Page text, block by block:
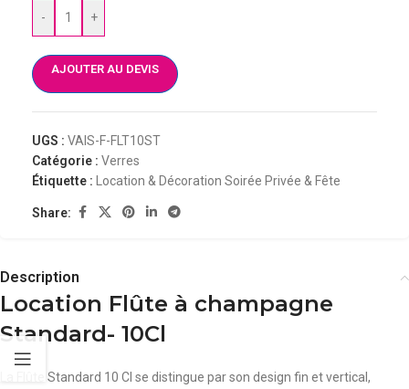
- +
AJOUTER AU DEVIS
UGS : VAIS-F-FLT10ST
Catégorie : Verres
Étiquette :
Location & Décoration Soirée Privée & Fête
Share:
Description
Location Flûte à champagne
Standard- 10Cl
La Flûte Standard 10 Cl se distingue par son design fin et vertical,